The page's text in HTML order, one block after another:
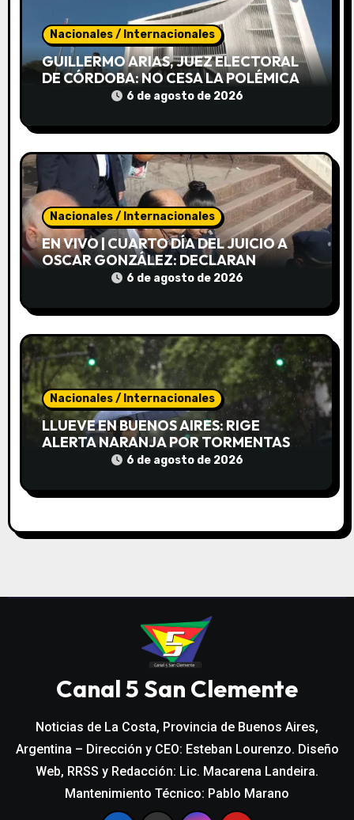
n
a
d
a
s
Nacionales / Internacionales
GUILLERMO ARIAS, JUEZ ELECTORAL
DE CÓRDOBA: NO CESA LA POLÉMICA
POR EL CONCURSO6 de agosto de 2026
Nacionales / Internacionales
EN VIVO | CUARTO DÍA DEL JUICIO A
OSCAR GONZÁLEZ: DECLARAN
AUTOMOVILISTAS QUE CIRCULABAN
CHOQUE
6 de agosto de 2026
Nacionales / Internacionales
LLUEVE EN BUENOS AIRES: RIGE
ALERTA NARANJA POR TORMENTAS
FUERTES, RÁFAGAS Y UN BRUSCO
6 de agosto de 2026
Canal 5 San Clemente
Noticias de La Costa, Provincia de Buenos Aires,
Argentina – Dirección y CEO: Esteban Lourenzo. Diseño
Web, RRSS y Redacción: Lic. Macarena Landeira.
Mantenimiento Técnico: Pablo Marano